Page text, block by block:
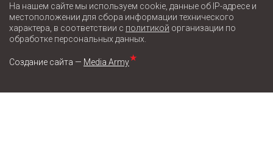
На нашем сайте мы используем cookie, данные об IP-адресе и
местоположении для сбора информации технического
характера, в соответствии с политикой организации по
обработке персональных данных.
Создание сайта — Media Army★